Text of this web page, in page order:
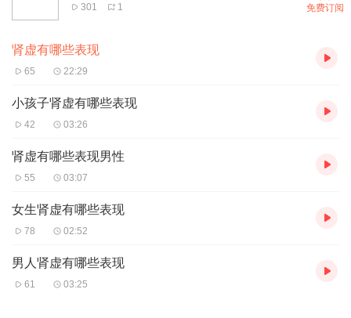
301 1 免费订阅
肾虚有哪些表现
65 22:29
小孩子肾虚有哪些表现
42 03:26
肾虚有哪些表现男性
55 03:07
女生肾虚有哪些表现
78 02:52
男人肾虚有哪些表现
61 03:25